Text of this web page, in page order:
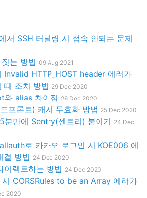
서 SSH 터널링 시 접속 안되는 문제
는 방법 09 Aug 2021
Invalid HTTP_HOST header 에러가
때 조치 방법 29 Dec 2020
와 alias 차이점 26 Dec 2020
프론트) 캐시 무효화 방법 25 Dec 2020
분만에 Sentry(센트리) 붙이기 24 Dec
로 카카오 로그인 시 KOE006 에
결 방법 24 Dec 2020
렉트하는 방법 24 Dec 2020
CORSRules to be an Array 에러가
2020